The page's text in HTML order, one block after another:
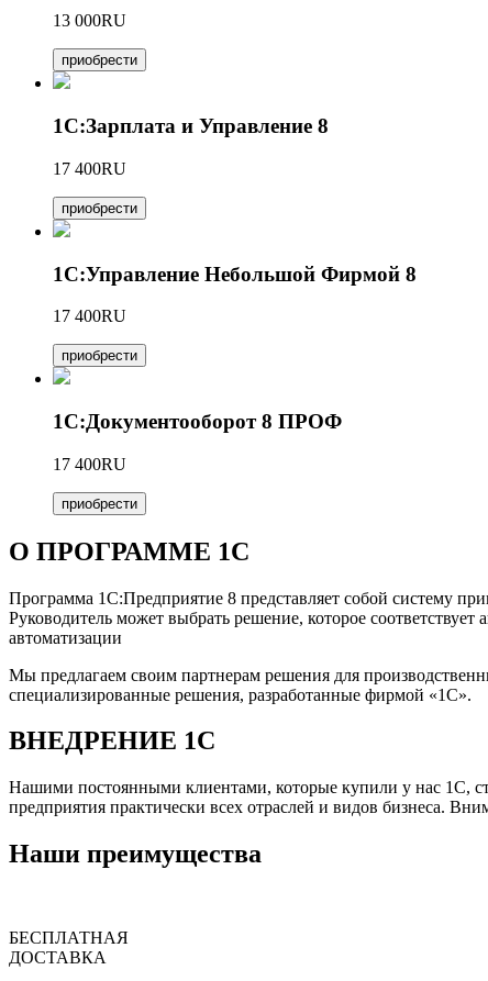
13 000RU
приобрести
1С:Зарплата и Управление 8
17 400RU
приобрести
1С:Управление Небольшой Фирмой 8
17 400RU
приобрести
1С:Документооборот 8 ПРОФ
17 400RU
приобрести
О ПРОГРАММЕ 1С
Программа 1С:Предприятие 8 представляет собой систему
Руководитель может выбрать решение, которое
автоматизации
Мы предлагаем своим партнерам решения для
специализированные решения, разработанные фирмой «1С».
ВНЕДРЕНИЕ 1С
Нашими постоянными клиентами, которые купили у нас 1С,
предприятия практически всех отраслей и видов бизнеса.
Наши преимущества
БЕСПЛАТНАЯ
ДОСТАВКА